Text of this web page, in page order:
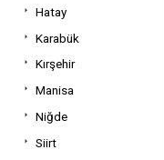
Hatay
Karabük
Kırşehir
Manisa
Niğde
Siirt